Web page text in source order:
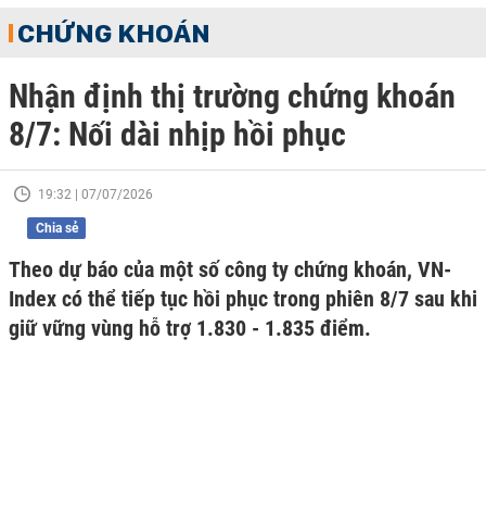
CHỨNG KHOÁN
Nhận định thị trường chứng khoán
8/7: Nối dài nhịp hồi phục
19:32 | 07/07/2026
Chia sẻ
Theo dự báo của một số công ty chứng khoán, VN-
Index có thể tiếp tục hồi phục trong phiên 8/7 sau khi
giữ vững vùng hỗ trợ 1.830 - 1.835 điểm.